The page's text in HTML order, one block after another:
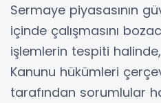
Sermaye piyasasının
içinde çalışmasını
işlemlerin tespiti
Kanunu hükümleri
tarafından sorumlular